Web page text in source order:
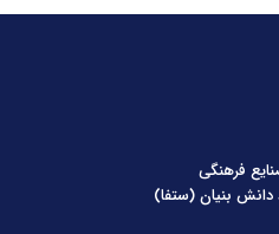
فرهنگی
دانش بنیان (ستفا)